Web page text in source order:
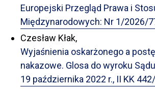
Europejski Przegląd Prawa i
Międzynarodowych: Nr 1/2026/
Czesław Kłak,
Wyjaśnienia oskarżonego a
nakazowe. Glosa do wyroku
19 października 2022 r., II KK